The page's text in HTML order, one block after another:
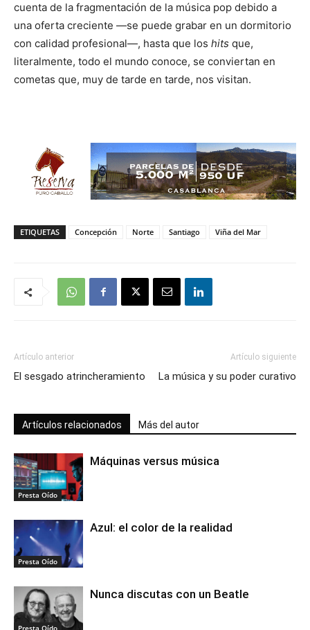
cuenta de la fragmentación de la música pop debido a
una oferta creciente —se puede grabar en un dormitorio
con calidad profesional—, hasta que los hits que,
literalmente, todo el mundo conoce, se conviertan en
cometas que, muy de tarde en tarde, nos visitan.
ETIQUETAS Concepción Norte Santiago Viña del Mar
Artículo anterior
El sesgado atrincheramiento
Artículo siguiente
La música y su poder curativo
Artículos relacionados Más del autor
Presta Oído
Máquinas versus música
Presta Oído
Azul: el color de la realidad
Presta Oído
Nunca discutas con un Beatle